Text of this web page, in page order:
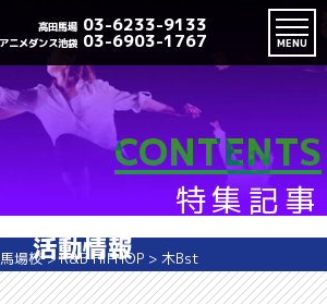
高田馬場 03-6233-9133
アニメダンス池袋 03-6903-1767 MENU
CONTENTS
特集記事
場校>R&B HIPHOP > 木Bst
活動情報